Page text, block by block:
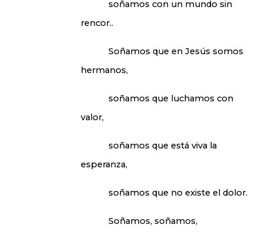
soñamos con un mundo sin
rencor..
Soñamos que en Jesús somos
hermanos,
soñamos que luchamos con
valor,
soñamos que está viva la
esperanza,
soñamos que no existe el dolor.
Soñamos, soñamos,